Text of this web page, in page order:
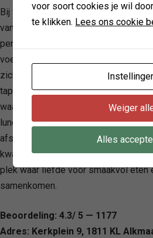
Bij Stadskaffee Laurens wordt de
van eenvoudige, doch verfijnde
persoonlijke ambiance, waardoor
voelen. Gevestigd in Alkmaar,
zich met een zonnig terras, een
tapbieren, een indrukwekkende bar,
waardoor het de ideale locatie is
lunch of diner als voor grotere
afscheidsfeesten en bruiloften. Met
kwaliteit tegen een eerlijke prijs, is
plek waar liefde voor smaakvol eten
samenkomen.
Beoordeling: 4.3/ 5 — 1177
Adres: Kerkplein 9, 1811 KL
voor soort cookies je wil
te klikken. Lees ons cookie
Weiger
Alles